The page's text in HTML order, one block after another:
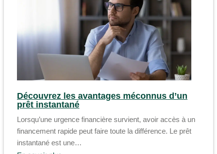
Découvrez les avantages méconnus d’un
prêt instantané
Lorsqu’une urgence financière survient, avoir accès à un
financement rapide peut faire toute la différence. Le prêt
instantané est une…